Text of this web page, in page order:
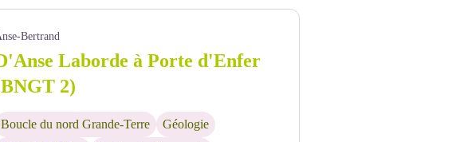
Bertrand
Laborde à Porte d'Enfer
2)
Boucle du nord Grande-Terre
Géologie